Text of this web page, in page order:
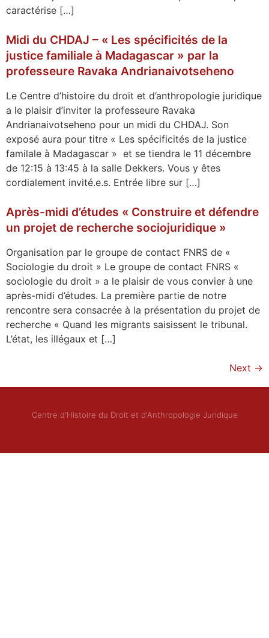
caractérise […]
Midi du CHDAJ – « Les spécificités de la
justice familiale à Madagascar » par la
professeure Ravaka Andrianaivotseheno
Le Centre d’histoire du droit et d’anthropologie juridique
a le plaisir d’inviter la professeure Ravaka
Andrianaivotseheno pour un midi du CHDAJ. Son
exposé aura pour titre « Les spécificités de la justice
familale à Madagascar » et se tiendra le 11 décembre
de 12:15 à 13:45 à la salle Dekkers. Vous y êtes
cordialement invité.e.s. Entrée libre sur […]
Après-midi d’études « Construire et défendre
un projet de recherche sociojuridique »
Organisation par le groupe de contact FNRS de «
Sociologie du droit » Le groupe de contact FNRS «
sociologie du droit » a le plaisir de vous convier à une
après-midi d’études. La première partie de notre
rencontre sera consacrée à la présentation du projet de
recherche « Quand les migrants saisissent le tribunal.
L’état, les illégaux et […]
Next →
Centre d'Histoire du Droit et d'Anthropologie Juridique